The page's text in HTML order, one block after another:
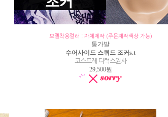
모델착용컬러 : 자체제작 (주문제작색상 가능)
통가발
수어사이드 스쿼드 조커s.t
코스프레 디럭스원사
29,500원